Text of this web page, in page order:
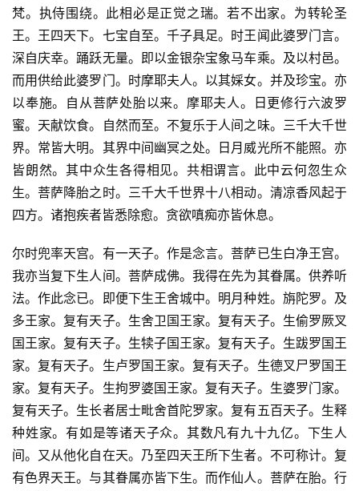
梵。执侍围绕。此相必是正觉之瑞。若不出家。为转轮圣
王。王四天下。七宝自至。千子具足。时王闻此婆罗门言。
深自庆幸。踊跃无量。即以金银杂宝象马车乘。及以村邑。
而用供给此婆罗门。时摩耶夫人。以其婇女。并及珍宝。亦
以奉施。自从菩萨处胎以来。摩耶夫人。日更修行六波罗
蜜。天献饮食。自然而至。不复乐于人间之味。三千大千世
界。常皆大明。其界中间幽冥之处。日月威光所不能照。亦
皆朗然。其中众生各得相见。共相谓言。此中云何忽生众
生。菩萨降胎之时。三千大千世界十八相动。清凉香风起于
四方。诸抱疾者皆悉除愈。贪欲嗔痴亦皆休息。
尔时兜率天宫。有一天子。作是念言。菩萨已生白净王宫。
我亦当复下生人间。菩萨成佛。我得在先为其眷属。供养听
法。作此念已。即便下生王舍城中。明月种姓。旃陀罗。及
多王家。复有天子。生舍卫国王家。复有天子。生偷罗厥叉
国王家。复有天子。生犊子国王家。复有天子。生跋罗国王
家。复有天子。生卢罗国王家。复有天子。生德叉尸罗国王
家。复有天子。生拘罗婆国王家。复有天子。生婆罗门家。
复有天子。生长者居士毗舍首陀罗家。复有五百天子。生释
种姓家。有如是等诸天子众。其数凡有九十九亿。下生人
间。又从他化自在天。乃至四天王所下生者。不可称计。复
有色界天王。与其眷属亦皆下生。而作仙人。菩萨在胎。行